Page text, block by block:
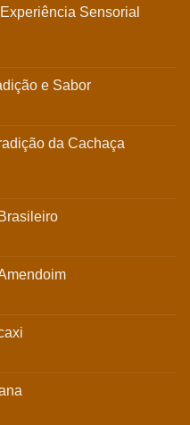
Sensorial
e Sabor
da Cachaça